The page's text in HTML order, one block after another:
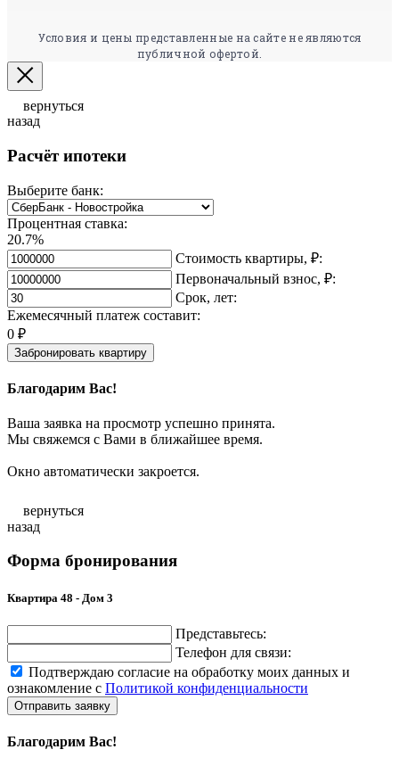
Условия и цены представленные на сайте не являются
публичной офертой.
вернуться
назад
Расчёт ипотеки
Выберите банк:
Процентная ставка:
20.7%
Стоимость квартиры, ₽:
Первоначальный взнос, ₽:
Срок, лет:
Ежемесячный платеж составит:
0 ₽
Забронировать квартиру
Благодарим Вас!
Ваша заявка на просмотр успешно принята.
Мы свяжемся с Вами в ближайшее время.
Окно автоматически закроется.
вернуться
назад
Форма бронирования
Квартира 48 - Дом 3
Представьтесь:
Телефон для связи:
Подтверждаю согласие на обработку моих данных и
ознакомление с Политикой конфиденциальности
Отправить заявку
Благодарим Вас!